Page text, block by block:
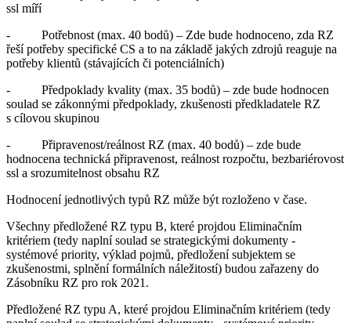
ssl míří
- Potřebnost (max. 40 bodů) – Zde bude hodnoceno, zda RZ
řeší potřeby specifické CS a to na základě jakých zdrojů reaguje na
potřeby klientů (stávajících či potenciálních)
- Předpoklady kvality (max. 35 bodů) – zde bude hodnocen
soulad se zákonnými předpoklady, zkušenosti předkladatele RZ
s cílovou skupinou
- Připravenost/reálnost RZ (max. 40 bodů) – zde bude
hodnocena technická připravenost, reálnost rozpočtu, bezbariérovost
ssl a srozumitelnost obsahu RZ
Hodnocení jednotlivých typů RZ může být rozloženo v čase.
Všechny předložené RZ typu B, které projdou Eliminačním
kritériem (tedy naplní soulad se strategickými dokumenty -
systémové priority, výklad pojmů, předložení subjektem se
zkušenostmi, splnění formálních náležitostí) budou zařazeny do
Zásobníku RZ pro rok 2021.
Předložené RZ typu A, které projdou Eliminačním kritériem (tedy